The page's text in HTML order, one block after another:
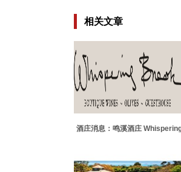
相关文章
酒庄消息：鸣溪酒庄